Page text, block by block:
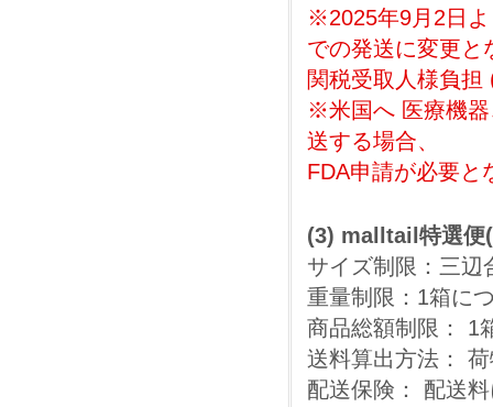
※2025年9月2日
での発送に変更と
関税受取人様負担
※米国へ 医療機器
送する場合、
FDA申請が必要と
(3) malltail特選便
サイズ制限：三辺
重量制限：1箱に
商品総額制限： 1
送料算出方法：
配送保険： 配送